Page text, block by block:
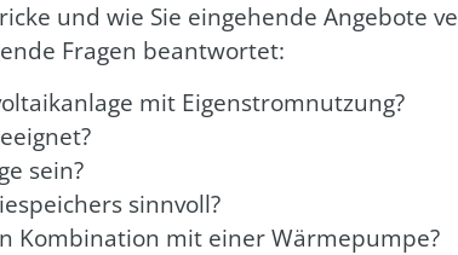
und wie Sie ein­ge­hen­de Ange­bo­te
Fra­gen beant­wor­tet:
mit Eigen­strom­nut­zung?
sein?
sinn­voll?
Kom­bi­na­ti­on mit einer Wär­me­pum­pe?